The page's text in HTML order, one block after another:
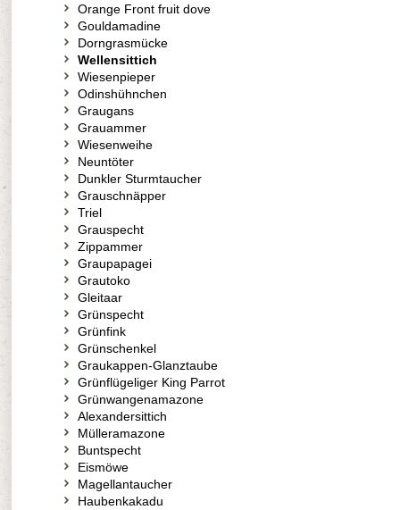
Orange Front fruit dove
Gouldamadine
Dorngrasmücke
Wellensittich
Wiesenpieper
Odinshühnchen
Graugans
Grauammer
Wiesenweihe
Neuntöter
Dunkler Sturmtaucher
Grauschnäpper
Triel
Grauspecht
Zippammer
Graupapagei
Grautoko
Gleitaar
Grünspecht
Grünfink
Grünschenkel
Graukappen-Glanztaube
Grünflügeliger King Parrot
Grünwangenamazone
Alexandersittich
Mülleramazone
Buntspecht
Eismöwe
Magellantaucher
Haubenkakadu